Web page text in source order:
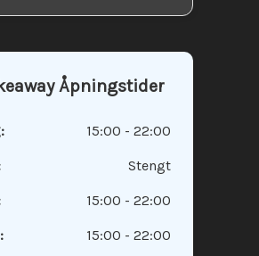
Åpningstider
15:00 - 22:00
Stengt
15:00 - 22:00
15:00 - 22:00